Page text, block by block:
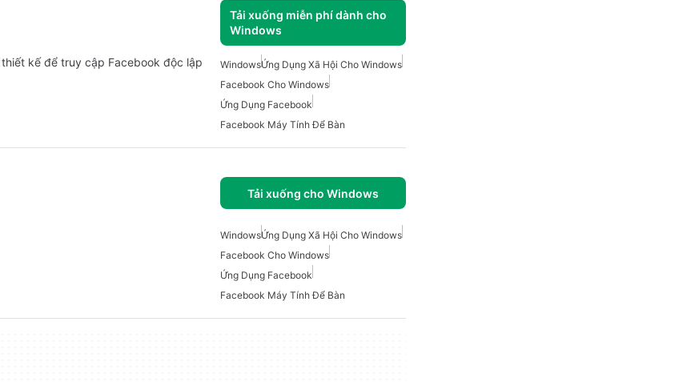
Tải xuống miễn phí dành cho
Windows
kế để truy cập Facebook độc lập
WindowsỨng Dụng Xã Hội Cho Windows
Facebook Cho Windows
Ứng Dụng Facebook
Facebook Máy Tính Để Bàn
Tải xuống cho Windows
WindowsỨng Dụng Xã Hội Cho Windows
Facebook Cho Windows
Ứng Dụng Facebook
Facebook Máy Tính Để Bàn